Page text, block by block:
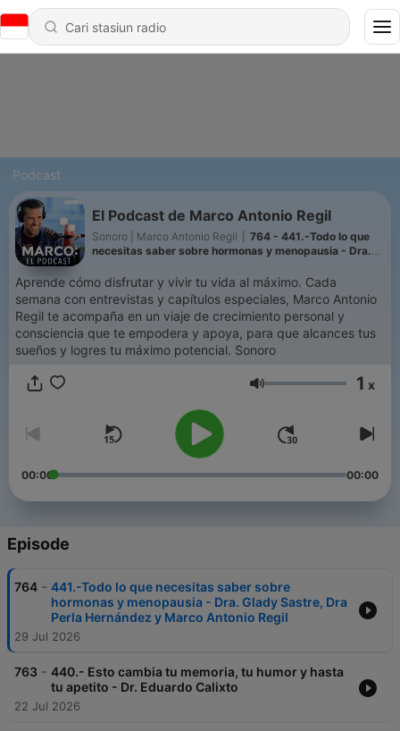
Podcast
El Podcast de Marco Antonio Regil
Sonoro | Marco Antonio Regil
764 - 441.-Todo lo que
necesitas saber sobre hormonas y menopausia - Dra.
Regil
Aprende cómo disfrutar y vivir tu vida al máximo. Cada
semana con entrevistas y capítulos especiales, Marco Antonio
Regil te acompaña en un viaje de crecimiento personal y
consciencia que te empodera y apoya, para que alcances tus
sueños y logres tu máximo potencial. Sonoro
Volume 1 x
00:00 00:00
Episode
764 - 441.-Todo lo que necesitas saber sobre
hormonas y menopausia - Dra. Glady Sastre, Dra
Perla Hernández y Marco Antonio Regil
29 Jul 2026
763 - 440.- Esto cambia tu memoria, tu humor y hasta
tu apetito - Dr. Eduardo Calixto
22 Jul 2026